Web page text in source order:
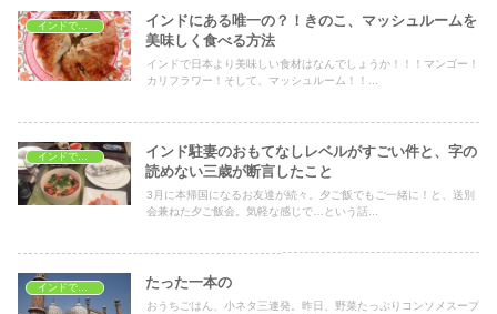
インドでおうちごはん
インドにある唯一の？！きのこ、マッシュルームを
美味しく食べる方法
インドで日本より美味しい食材はなんでしょうか！！！マンゴー！
カリフラワー！そして、マッシュルーム！！...
インドでおうちごはん
インド駐妻のおもてなしレベルがすごい件と、字の
読めない三歳が断言したこと
3月に本帰国になるお友達が続々。夕ご飯でもご一緒に！と、送別
会兼ねた夕ご飯会。気軽な感じで…という話...
インドでおうちごはん たった一本の
おうちごはん、小ネタ三連発。昨日、野菜たっぷりコンソメスープ